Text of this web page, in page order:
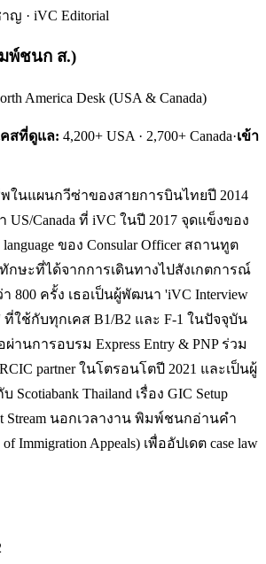
ญ · iVC Editorial
พ์ชนก ส.)
America Desk (USA & Canada)
คสที่ดูแล: 4,200+ USA · 2,700+ Canada·เข้า
นแผนกวีซ่าของสายการบินไทยปี 2014
Canada ที่ iVC ในปี 2017 จุดแข็งของ
ของ Consular Officer สถานทูต
ษะที่ได้จากการเดินทางไปสังเกตการณ์
ครั้ง เธอเป็นผู้พัฒนา 'iVC Interview
ที่ใช้กับทุกเคส B1/B2 และ F-1 ในปัจจุบัน
านการอบรม Express Entry & PNP ร่วม
partner ในโตรอนโตปี 2021 และเป็นผู้
Thailand เรื่อง GIC Setup
Stream นอกเวลางาน พิมพ์ชนกอ่านคำ
Immigration Appeals) เพื่ออัปเดต case law